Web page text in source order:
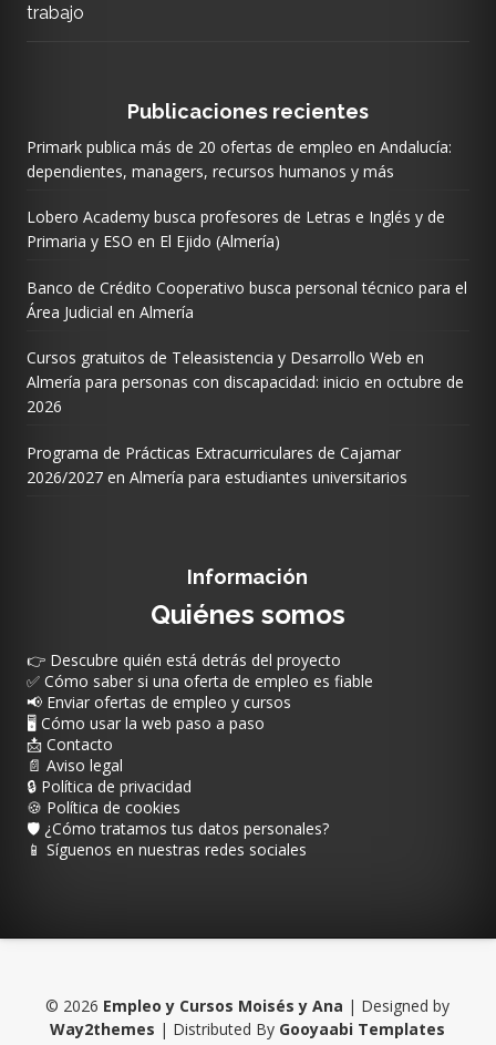
trabajo
Publicaciones recientes
Primark publica más de 20 ofertas de empleo en Andalucía:
dependientes, managers, recursos humanos y más
Lobero Academy busca profesores de Letras e Inglés y de
Primaria y ESO en El Ejido (Almería)
Banco de Crédito Cooperativo busca personal técnico para el
Área Judicial en Almería
Cursos gratuitos de Teleasistencia y Desarrollo Web en
Almería para personas con discapacidad: inicio en octubre de
2026
Programa de Prácticas Extracurriculares de Cajamar
2026/2027 en Almería para estudiantes universitarios
Información
Quiénes somos
👉 Descubre quién está detrás del proyecto
✅ Cómo saber si una oferta de empleo es fiable
📢 Enviar ofertas de empleo y cursos
🖥️ Cómo usar la web paso a paso
📩 Contacto
📄 Aviso legal
🔒 Política de privacidad
🍪 Política de cookies
🛡️ ¿Cómo tratamos tus datos personales?
📱 Síguenos en nuestras redes sociales
© 2026 Empleo y Cursos Moisés y Ana | Designed by
Way2themes | Distributed By Gooyaabi Templates